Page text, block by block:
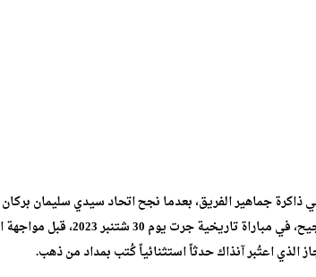
محفوراً في ذاكرة جماهير الفريق، بعدما نجح اتحاد سيدي
رجاء أيت عزة بضربات
الذي اعتُبر آنذاك حدثاً استثنائياً كُتب بمداد من ذهب.